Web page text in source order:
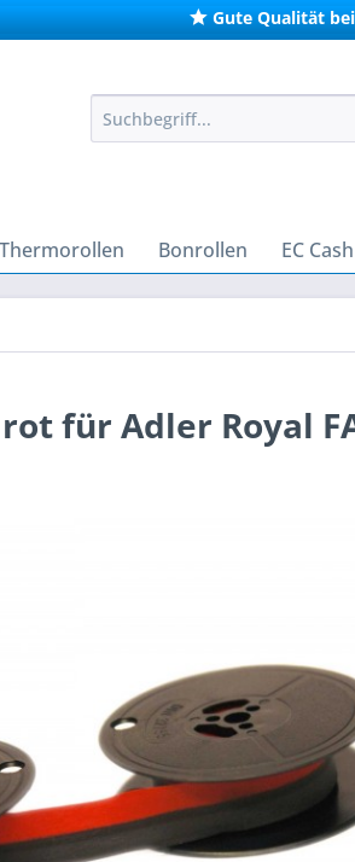
Gute Qualität
Thermorollen Bonrollen EC
für Adler Royal